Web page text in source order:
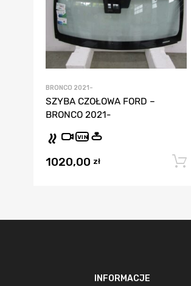
BRONCO 2021-
SZYBA CZOŁOWA FORD –
BRONCO 2021-
VIN
1020,00 zł
INFORMACJE